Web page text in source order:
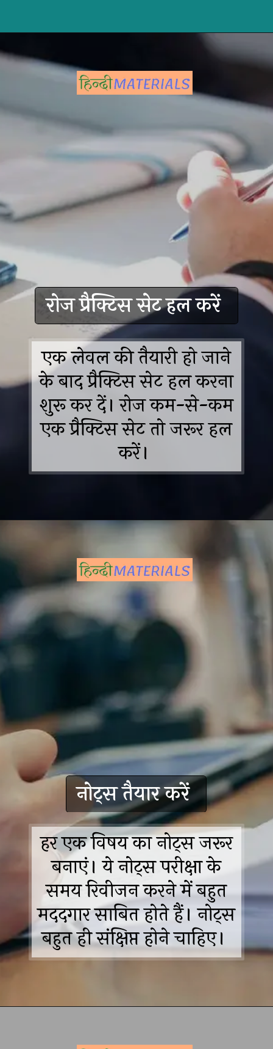
रोज प्रैक्टिस सेट हल करें
एक लेवल की तैयारी हो जाने
के बाद प्रैक्टिस सेट हल करना
शुरू कर दें। रोज कम-से-कम
एक प्रैक्टिस सेट तो जरूर हल
करें।
नोट्स तैयार करें
हर एक विषय का नोट्स जरूर
बनाएं। ये नोट्स परीक्षा के
समय रिवीजन करने में बहुत
मददगार साबित होते हैं। नोट्स
बहुत ही संक्षिप्त होने चाहिए।